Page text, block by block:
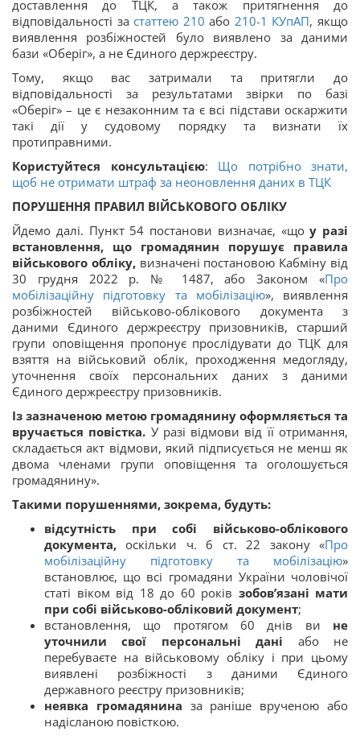
доставлення до ТЦК, а також притягнення до
відповідальності застаттею 210 або 210-1 КУпАП, якщо
виявлення розбіжностей було виявлено за даними
бази «Оберіг», а не Єдиного держреєстру.
Тому, якщо вас затримали та притягли до
відповідальності за результатами звірки по базі
«Оберіг» – це є незаконним та є всі підстави оскаржити
такі дії у судовому порядку та визнати їх
протиправними.
Користуйтеся консультацією: Що потрібно знати,
щоб не отримати штраф за неоновлення даних в ТЦК
ПОРУШЕННЯ ПРАВИЛ ВІЙСЬКОВОГО ОБЛІКУ
Йдемо далі. Пункт 54 постанови визначає, «щоу разі
встановлення, що громадянин порушує правила
військового обліку,визначені постановою Кабміну від
30 грудня 2022 р. № 1487, або Законом «Про
мобілізаційну підготовку та мобілізацію», виявлення
розбіжностей військово-облікового документа з
даними Єдиного держреєстру призовників, старший
групи оповіщення пропонує прослідувати до ТЦК для
взяття на військовий облік, проходження медогляду,
уточнення своїх персональних даних з даними
Єдиного держреєстру призовників.
Із зазначеною метою громадянину оформляється та
вручається повістка. У разі відмови від її отримання,
складається акт відмови, який підписується не менш як
двома членами групи оповіщення та оголошується
громадянину».
Такими порушеннями, зокрема, будуть:
відсутність при собі військово-облікового
документа,оскільки ч. 6 ст. 22 закону «Про
мобілізаційну підготовку та мобілізацію»
встановлює, що всі громадяни України чоловічої
статі віком від 18 до 60 років зобов’язані мати
при собі військово-обліковий документ;
встановлення, що протягом 60 днів ви не
уточнили свої персональні дані або не
перебуваєте на військовому обліку і при цьому
виявлені розбіжності з даними Єдиного
державного реєстру призовників;
неявка громадянина за раніше врученою або
надісланою повісткою.